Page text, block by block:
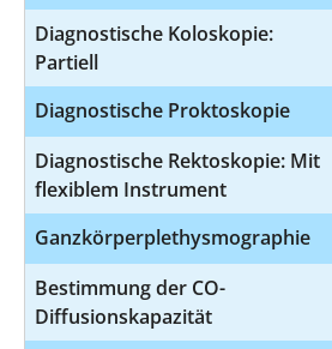
Diagnostische Koloskopie:
Partiell
Diagnostische Proktoskopie
Diagnostische Rektoskopie: Mit
flexiblem Instrument
Ganzkörperplethysmographie
Bestimmung der CO-
Diffusionskapazität